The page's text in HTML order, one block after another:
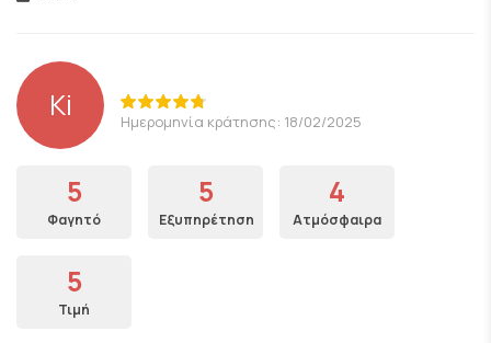
Ki Ημερομηνία κράτησης: 18/02/2025
5
Φαγητό
5
Εξυπηρέτηση
4
Ατμόσφαιρα
5
Τιμή